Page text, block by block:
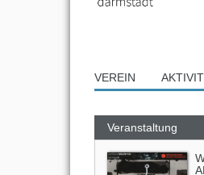
VEREIN
Veranstaltung